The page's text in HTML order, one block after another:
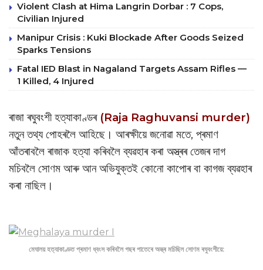
Violent Clash at Hima Langrin Dorbar : 7 Cops,
Civilian Injured
Manipur Crisis : Kuki Blockade After Goods Seized
Sparks Tensions
Fatal IED Blast in Nagaland Targets Assam Rifles —
1 Killed, 4 Injured
ৰাজা ৰঘুবংশী হত্যাকাণ্ডৰ (Raja Raghuvansi murder)
নতুন তথ্য পোহৰলৈ আহিছে। আৰক্ষীয়ে জনোৱা মতে, প্ৰমাণ
আঁতৰাবলৈ ৰাজাক হত্যা কৰিবলৈ ব্যৱহাৰ কৰা অস্ত্ৰৰ তেজৰ দাগ
মচিবলৈ সোণম আৰু আন অভিযুক্তই কোনো কাপোৰ বা কাগজ ব্যৱহাৰ
কৰা নাছিল।
মেঘালয় হত্যাকাণ্ডত প্ৰমাণ ধ্বংস কৰিবলৈ গছৰ পাতেৰে অস্ত্ৰ মচিছিল সোণম ৰঘুবংশীয়ে: